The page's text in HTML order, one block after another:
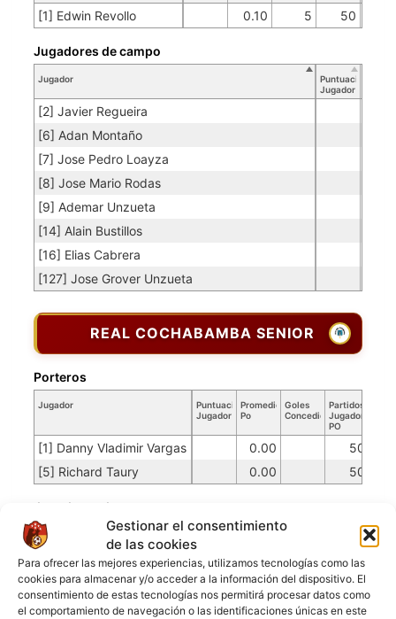
Gestionar el consentimiento
de las cookies
Para ofrecer las mejores experiencias, utilizamos tecnologías como las
cookies para almacenar y/o acceder a la información del dispositivo. El
consentimiento de estas tecnologías nos permitirá procesar datos como
el comportamiento de navegación o las identificaciones únicas en este
[1] Edwin Revollo 0.10 5 50
Jugador
Puntuación
Jugador
[2] Javier Regueira
[6] Adan Montaño
[7] Jose Pedro Loayza
[8] Jose Mario Rodas
[9] Ademar Unzueta
[14] Alain Bustillos
[16] Elias Cabrera
[127] Jose Grover Unzueta
Jugadores de campo
REAL COCHABAMBA SENIOR
Jugador
Puntuación
Jugador
Promedio
Po
Goles
Concedidos
Partidos
Jugador
PO
[1] Danny Vladimir Vargas 0.00
50
[5] Richard Taury
0.00 50
Porteros
Jugador
Puntuación
[2] Iver Rodriguez
[7] Ramiro Delgadillo
[10] Edwin L
Jugadores de campo